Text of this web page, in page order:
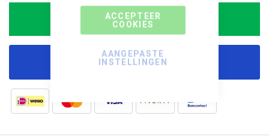
ACCEPTEER
COOKIES
AANGEPASTE
INSTELLINGEN
In Winkelwagen
Korting aanvragen